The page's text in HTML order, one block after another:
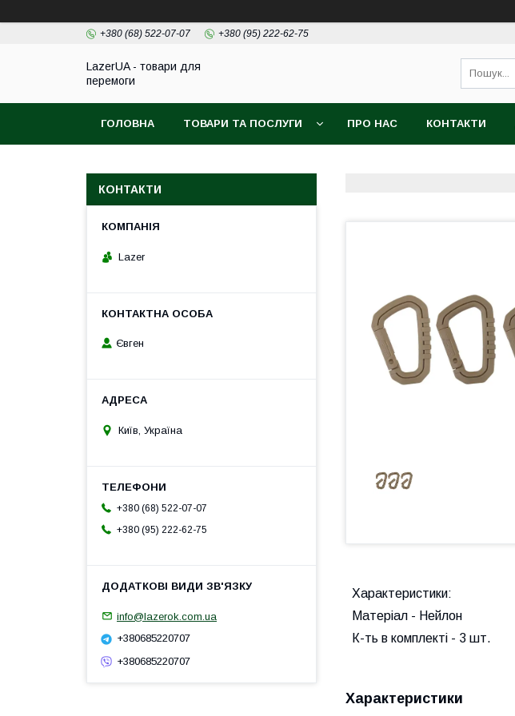
+380 (68) 522-07-07 +380 (95) 222-62-75
LazerUA - товари для
перемоги
ГОЛОВНА ТОВАРИ ТА ПОСЛУГИ ПРО НАС КОНТАКТИ
Характеристики:
Матеріал - Нейлон
К-ть в комплекті - 3 шт.
Характеристики
КОНТАКТИ
Lazer
Євген
Київ, Україна
+380 (68) 522-07-07
+380 (95) 222-62-75
info@lazerok.com.ua
+380685220707
+380685220707